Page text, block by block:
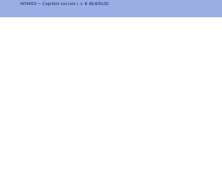
1N74KED — Capitale sociale i. v. € 46.800,00